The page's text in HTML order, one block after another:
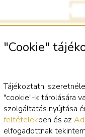
"Cookie"
Tájékoztatni
"cookie"-k tárolására
szolgáltatás nyújtása
feltételekben és az
elfogadottnak